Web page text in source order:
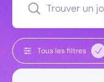
Trouver un
Tous les filtres